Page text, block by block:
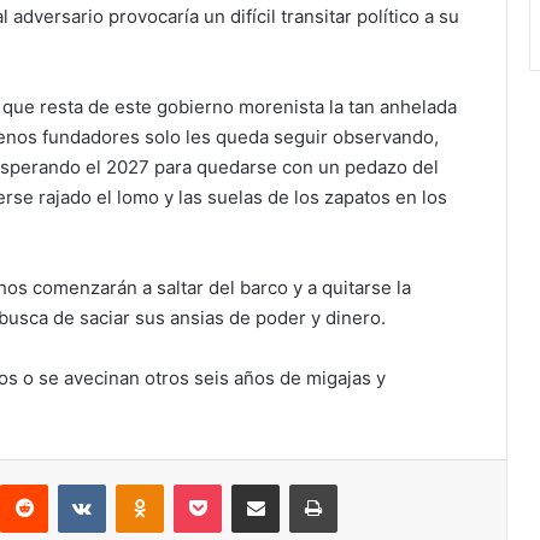
provocaría un difícil transitar político a su
resta de este gobierno morenista la tan anhelada
fundadores solo les queda seguir observando,
el 2027 para quedarse con un pedazo del
rajado el lomo y las suelas de los zapatos en los
comenzarán a saltar del barco y a quitarse la
de saciar sus ansias de poder y dinero.
o se avecinan otros seis años de migajas y
Reddit VKontakteOdnoklassniki
Pocket Compartir por correo electrónicoImprimir